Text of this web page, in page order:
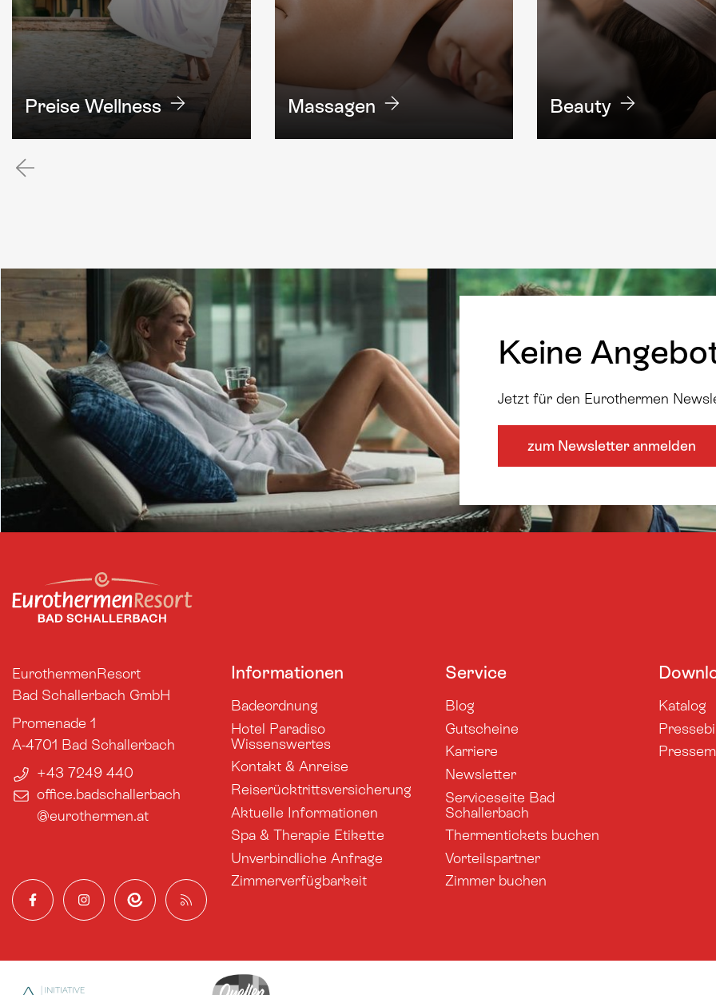
Preise Wellness Massagen Beauty
Keine
Jetzt für den Eurothermen
zum Newsletter anmelden
EurothermenResort
Bad Schallerbach GmbH
Promenade 1
A-4701 Bad Schallerbach
+43 7249 440
office.badschallerbach​
@eurothermen.at
FacebookInstagramApp Blog
Informationen
Badeordnung
Hotel Paradiso
Wissenswertes
Kontakt & Anreise
Reiserücktrittsversicherung
Aktuelle Informationen
Spa & Therapie Etikette
Unverbindliche Anfrage
Zimmerverfügbarkeit
Service
Blog
Gutscheine
Karriere
Newsletter
Serviceseite Bad
Schallerbach
Thermentickets buchen
Vorteilspartner
Zimmer buchen
Katalog